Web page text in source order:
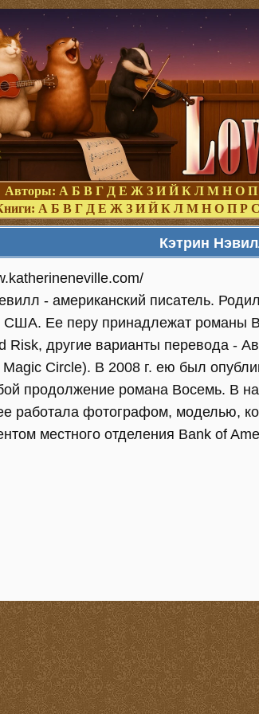
Авторы: А Б В Г Д Е Ж З И Й К Л М Н О П
А Б В Г Д Е Ж З И Й К Л М Н О П Р С
Кэтрин
- американский писатель.
США. Ее перу принадлежат романы
Risk, другие варианты перевода -
Magic Circle). В 2008 г. ею был
продолжение романа Восемь. В
работала фотографом, моделью,
местного отделения Bank of